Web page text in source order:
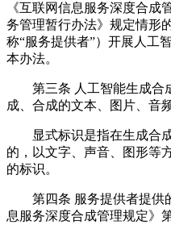
《互联网信息服务深度合成
务管理暂行办法》规定情形
称“服务提供者”）开展人工
本办法。
第三条 人工智能生成合
成、合成的文本、图片、音
显式标识是指在生成合成
的，以文字、声音、图形等
的标识。
第四条 服务提供者提供
息服务深度合成管理规定》